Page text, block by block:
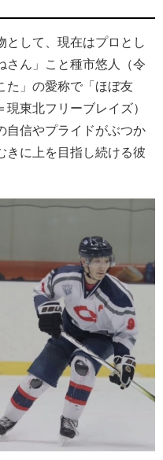
として、現在はプロとし
さん」こと種市悠人（令
た」の愛称で「ほぼ友
東北フリーブレイズ）
自信やプライドがぶつか
きに上を目指し続ける彼